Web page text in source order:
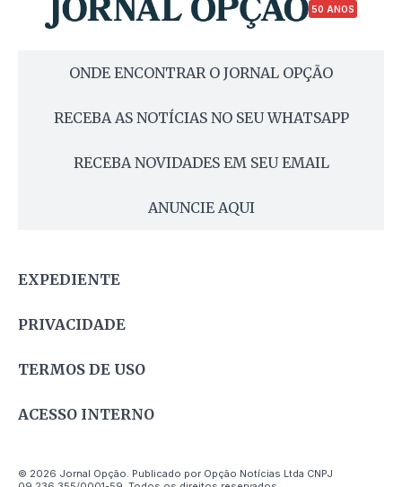
50 ANOS
ONDE ENCONTRAR O JORNAL OPÇÃO
RECEBA AS NOTÍCIAS NO SEU WHATSAPP
RECEBA NOVIDADES EM SEU EMAIL
ANUNCIE AQUI
EXPEDIENTE
PRIVACIDADE
TERMOS DE USO
ACESSO INTERNO
© 2026 Jornal Opção. Publicado por Opção Notícias Ltda CNPJ